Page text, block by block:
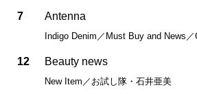
7 Antenna
Indigo Denim／Must Buy and News
12 Beauty news
New Item／お試し隊・石井亜美